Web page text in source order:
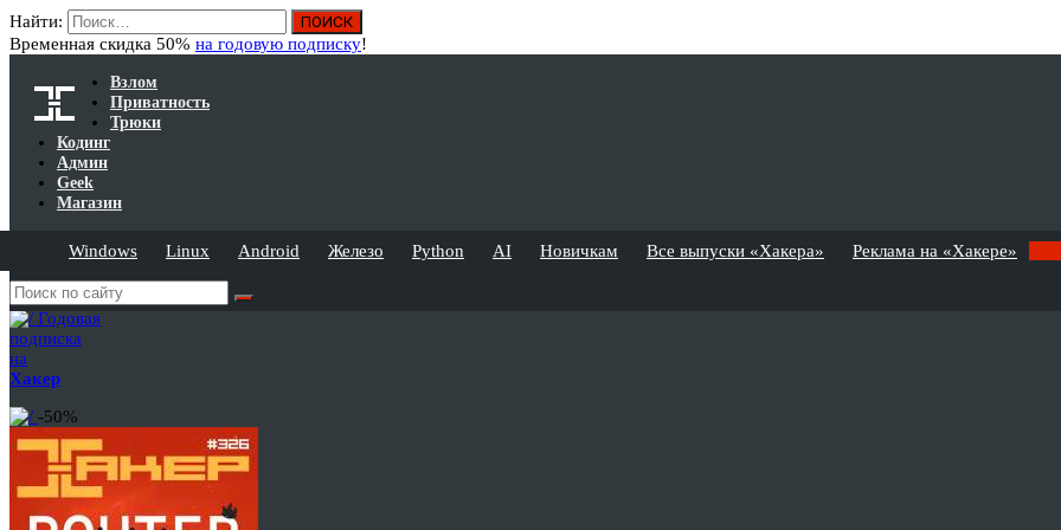
Найти:
Временная скидка 50% на годовую подписку!
Взлом
Приватность
Трюки
Кодинг
Админ
Geek
Магазин
Windows Linux Android Железо Python AI Новичкам Все выпуски «Хакера» Реклама на «Хакере»
Годовая
подписка
на
Хакер
-50%